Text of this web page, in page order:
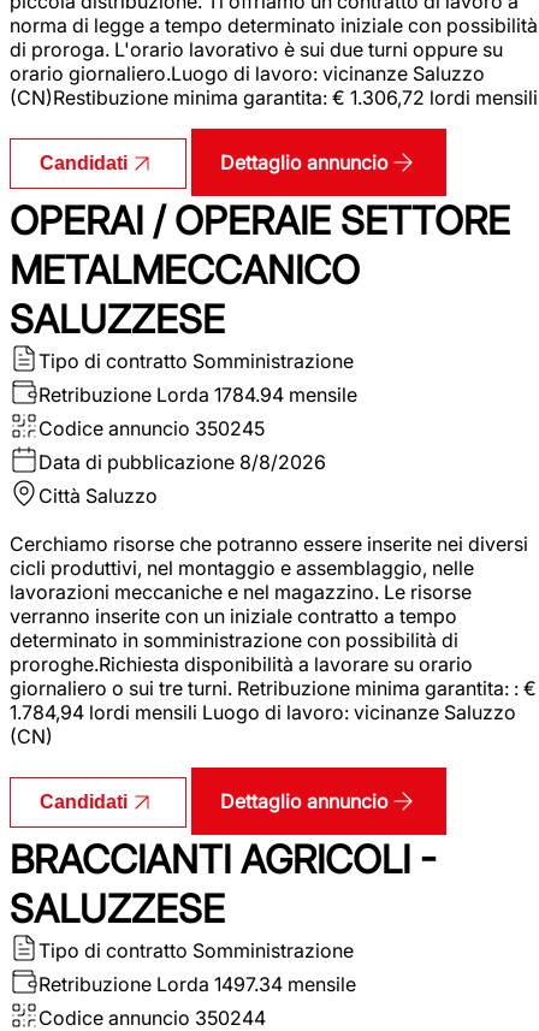
norma di legge a tempo determinato iniziale con possibilità
di proroga. L'orario lavorativo è sui due turni oppure su
orario giornaliero.Luogo di lavoro: vicinanze Saluzzo
(CN)Restibuzione minima garantita: € 1.306,72 lordi mensili
Candidati Dettaglio annuncio
OPERAI / OPERAIE SETTORE
METALMECCANICO
SALUZZESE
Tipo di contratto Somministrazione
Retribuzione Lorda 1784.94 mensile
Codice annuncio 350245
Data di pubblicazione 8/8/2026
Città Saluzzo
Cerchiamo risorse che potranno essere inserite nei diversi
cicli produttivi, nel montaggio e assemblaggio, nelle
lavorazioni meccaniche e nel magazzino. Le risorse
verranno inserite con un iniziale contratto a tempo
determinato in somministrazione con possibilità di
proroghe.Richiesta disponibilità a lavorare su orario
giornaliero o sui tre turni. Retribuzione minima garantita: : €
1.784,94 lordi mensili Luogo di lavoro: vicinanze Saluzzo
(CN)
Candidati Dettaglio annuncio
BRACCIANTI AGRICOLI -
SALUZZESE
Tipo di contratto Somministrazione
Retribuzione Lorda 1497.34 mensile
Codice annuncio 350244